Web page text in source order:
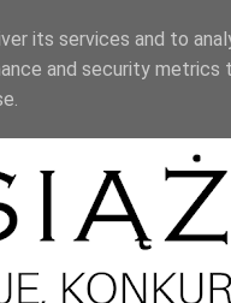
its services and to
and security